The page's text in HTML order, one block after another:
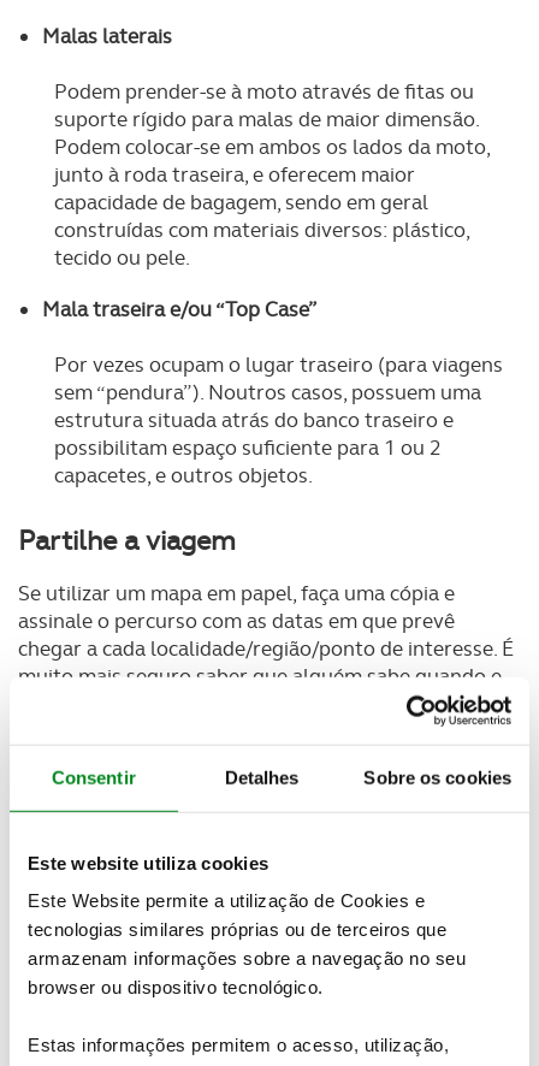
Consentir Detalhes Sobre os cookies
Este website utiliza cookies
Este Website permite a utilização de Cookies e
tecnologias similares próprias ou de terceiros que
armazenam informações sobre a navegação no seu
browser ou dispositivo tecnológico.
Estas informações permitem o acesso, utilização,
Malas laterais
Podem prender-se à moto através de fitas ou
suporte rígido para malas de maior dimensão.
Podem colocar-se em ambos os lados da moto,
junto à roda traseira, e oferecem maior
capacidade de bagagem, sendo em geral
construídas com materiais diversos: plástico,
tecido ou pele.
Mala traseira e/ou “Top Case”
Por vezes ocupam o lugar traseiro (para viagens
sem “pendura”). Noutros casos, possuem uma
estrutura situada atrás do banco traseiro e
possibilitam espaço suficiente para 1 ou 2
capacetes, e outros objetos.
Partilhe a viagem
Se utilizar um mapa em papel, faça uma cópia e
assinale o percurso com as datas em que prevê
chegar a cada localidade/região/ponto de interesse. É
muito mais seguro saber que alguém sabe quando e
partilhar e dar a conhecer a sua fantástica viagem.
Esta é também uma opção muito útil em viagens de
cada membro, caso um deles se atrase ou desvie do
percurso.
Sugestões complementares de
segurança
Descanse o suficiente